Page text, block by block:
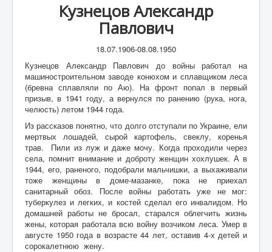
Баннеры
Обратная связь
Отзывы
А
Б
В
Г
Д
Е
Ж
Кузнецов Александр
Павлович
18.07.1906-08.08.1950
Кузнецов Александр Павлович до войны работал на
машиностроительном заводе конюхом и сплавщиком леса
(бревна сплавляли по Аю). На фронт попал в первый
призыв, в 1941 году, а вернулся по ранению (рука, нога,
челюсть) летом 1944 года.
Из рассказов понятно, что долго отступали по Украине, ели
мертвых лошадей, сырой картофель, свеклу, коренья
трав. Пили из луж и даже мочу. Когда проходили через
села, помнит внимание и доброту женщин хохлушек. А в
1944, его, раненого, подобрали мальчишки, а выхаживали
тоже женщины в доме-мазанке, пока не приехал
санитарный обоз. После войны работать уже не мог:
туберкулез и легких, и костей сделал его инвалидом. Но
домашней работы не бросал, старался облегчить жизнь
жены, которая работала всю войну возчиком леса. Умер в
августе 1950 года в возрасте 44 лет, оставив 4-х детей и
сорокалетнюю жену.